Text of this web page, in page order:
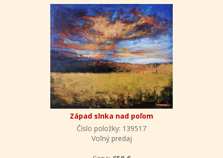
Západ slnka nad poľom
Číslo položky: 139517
Voľný predaj